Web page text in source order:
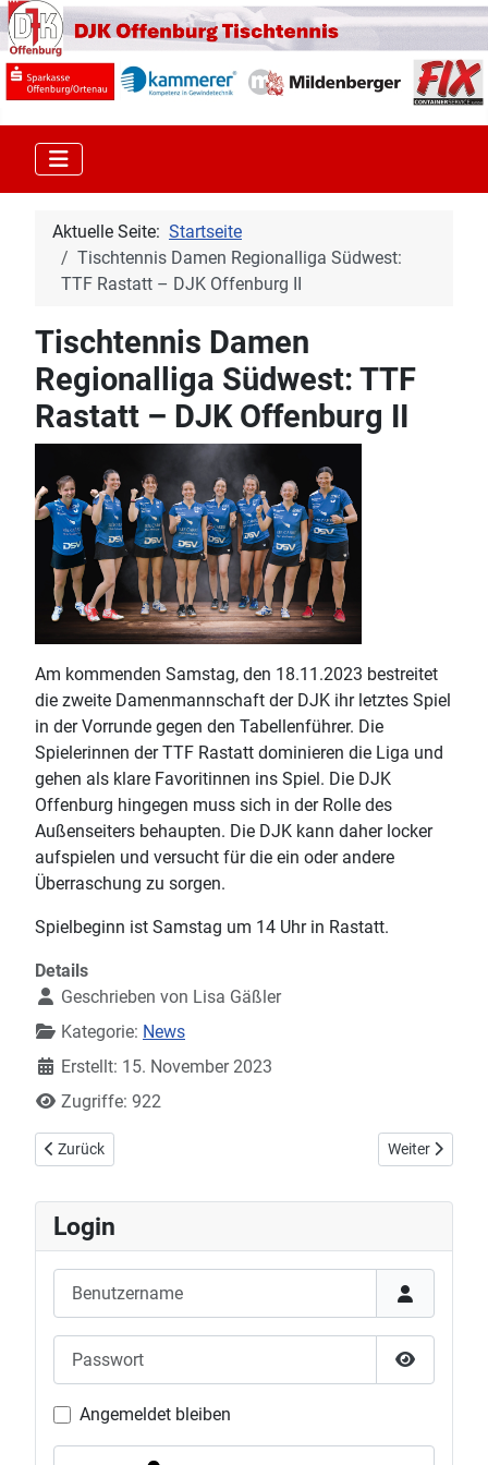
Aktuelle Seite: Startseite
Tischtennis Damen Regionalliga Südwest:
TTF Rastatt – DJK Offenburg II
Tischtennis Damen
Regionalliga Südwest: TTF
Rastatt – DJK Offenburg II
Am kommenden Samstag, den 18.11.2023 bestreitet
die zweite Damenmannschaft der DJK ihr letztes Spiel
in der Vorrunde gegen den Tabellenführer. Die
Spielerinnen der TTF Rastatt dominieren die Liga und
gehen als klare Favoritinnen ins Spiel. Die DJK
Offenburg hingegen muss sich in der Rolle des
Außenseiters behaupten. Die DJK kann daher locker
aufspielen und versucht für die ein oder andere
Überraschung zu sorgen.
Spielbeginn ist Samstag um 14 Uhr in Rastatt.
Details
Geschrieben von Lisa Gäßler
Kategorie: News
Erstellt: 15. November 2023
Zugriffe: 922
Vorheriger Beitrag: Vorschau 2. Bundesliga Damen: DJK - TuS
Zurück Nächster
Weiter
Login
Show
Angemeldet bleiben